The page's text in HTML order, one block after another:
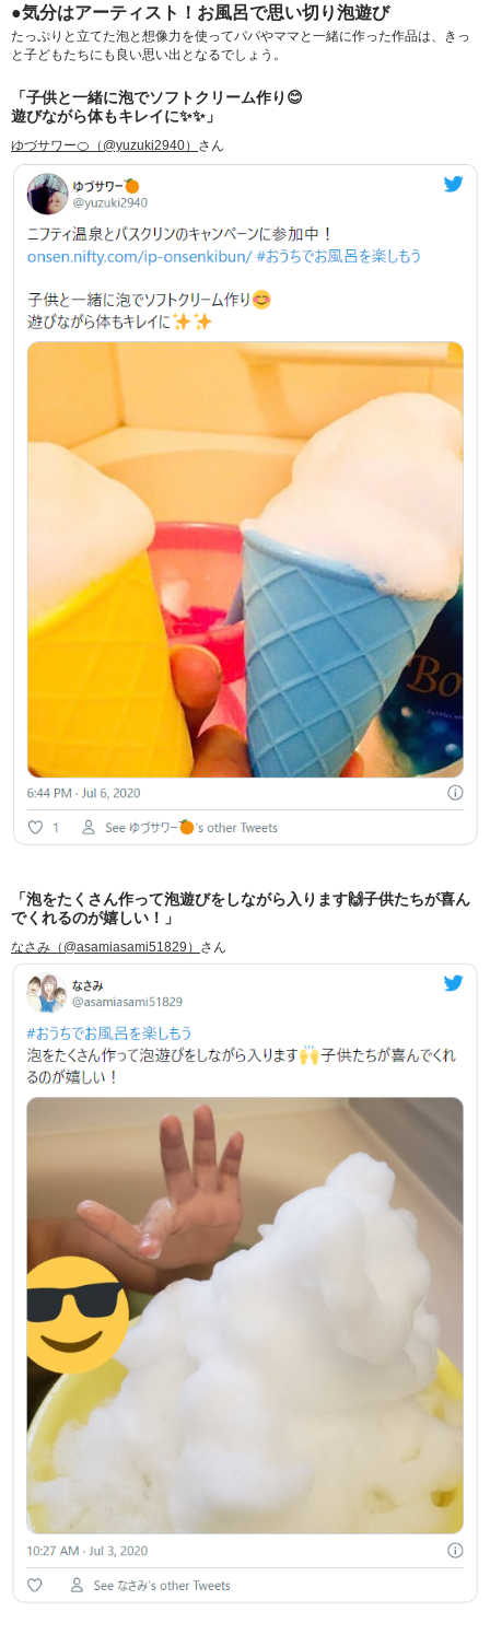
●気分はアーティスト！お風呂で思い切り泡遊び
たっぷりと立てた泡と想像力を使ってパパやママと一緒に作った作品は、きっ
と子どもたちにも良い思い出となるでしょう。
「子供と一緒に泡でソフトクリーム作り😊
遊びながら体もキレイに✨✨」
ゆづサワー🍊（@yuzuki2940） さん
「泡をたくさん作って泡遊びをしながら入ります🙌子供たちが喜ん
でくれるのが嬉しい！」
なさみ（@asamiasami51829） さん